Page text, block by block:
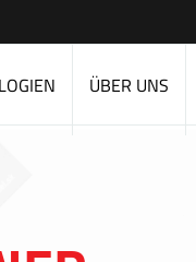
ÜBER UNS